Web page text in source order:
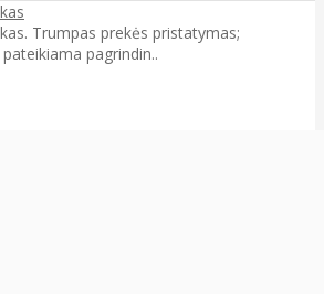
Trumpas prekės pristatymas;
pagrindin..